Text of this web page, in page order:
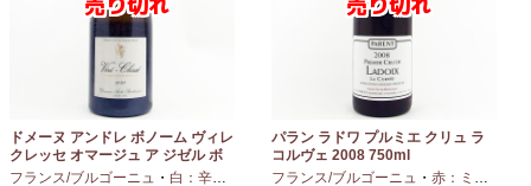
ドメーヌ アンドレ ボノーム ヴィレ
クレッセ オマージュ ア ジゼル ボ
ノーム 2023 750ml
フランス/ブルゴーニュ ・ 白：辛口 シャルドネ
パラン ラドワ プルミエ クリュ ラ
コルヴェ 2008 750ml
フランス/ブルゴーニュ ・ 赤：ミディアムボディ